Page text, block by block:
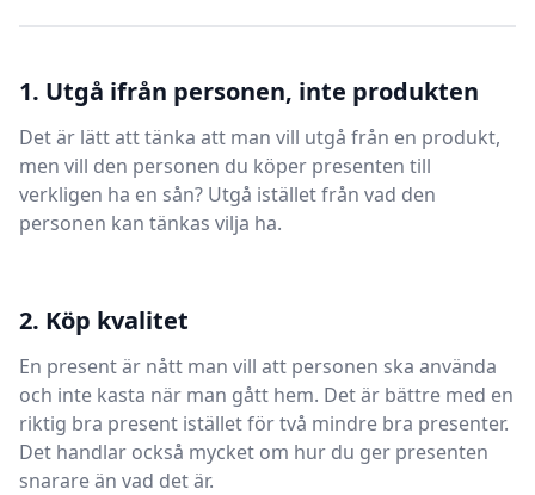
1. Utgå ifrån personen, inte produkten
Det är lätt att tänka att man vill utgå från en produkt,
men vill den personen du köper presenten till
verkligen ha en sån? Utgå istället från vad den
personen kan tänkas vilja ha.
2. Köp kvalitet
En present är nått man vill att personen ska använda
och inte kasta när man gått hem. Det är bättre med en
riktig bra present istället för två mindre bra presenter.
Det handlar också mycket om hur du ger presenten
snarare än vad det är.